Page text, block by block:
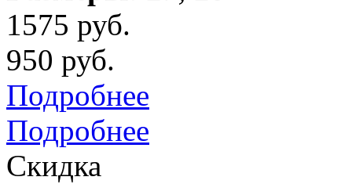
1575 руб.
950 руб.
Подробнее
Подробнее
Скидка